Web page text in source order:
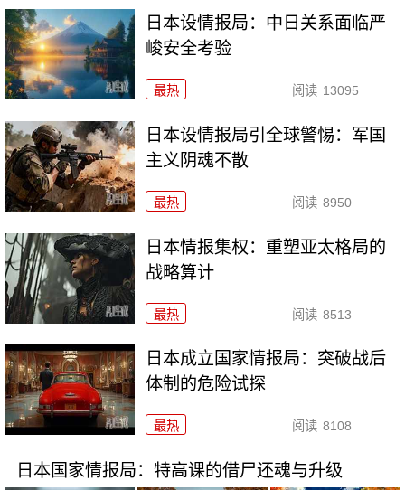
日本设情报局：中日关系面临严
峻安全考验
最热 阅读 13095
日本设情报局引全球警惕：军国
主义阴魂不散
最热 阅读 8950
日本情报集权：重塑亚太格局的
战略算计
最热 阅读 8513
日本成立国家情报局：突破战后
体制的危险试探
最热 阅读 8108
日本国家情报局：特高课的借尸还魂与升级